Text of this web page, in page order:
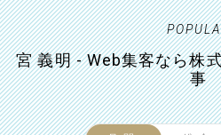
宮 義明 - Web集客なら株
事